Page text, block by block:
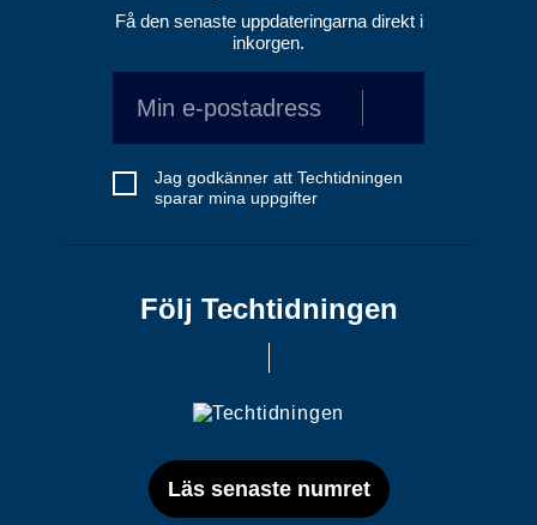
Få den senaste uppdateringarna direkt i
inkorgen.
Jag godkänner att Techtidningen
sparar mina uppgifter
Följ Techtidningen
Läs senaste numret